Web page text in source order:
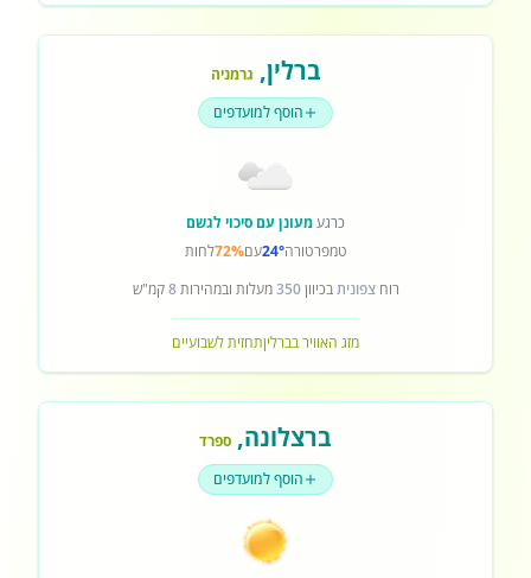
ברלין, גרמניה
הוסף למועדפים
כרגעמעונן עם סיכוי לגשם
טמפרטורה24°עם72%לחות
רוחצפוניתבכיוון350מעלות ובמהירות8קמ"ש
מזג האוויר בברליןתחזית לשבועיים
ברצלונה, ספרד
הוסף למועדפים